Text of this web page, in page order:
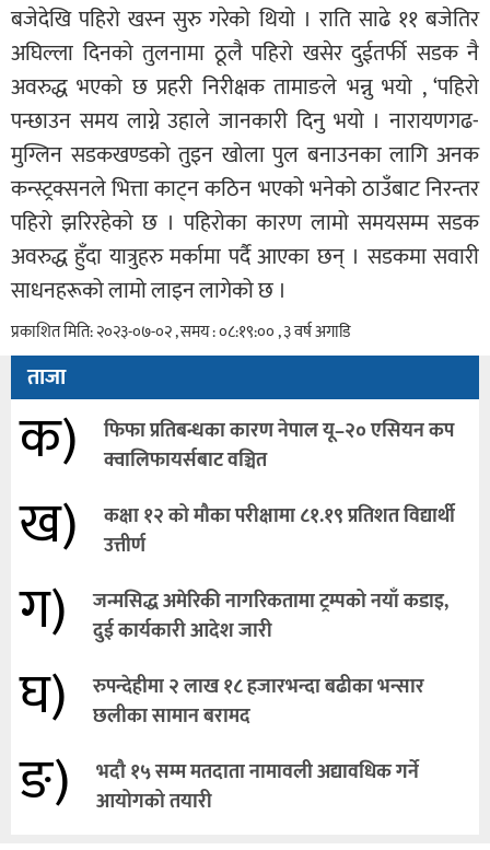
बजेदेखि पहिरो खस्न सुरु गरेको थियो । राति साढे ११ बजेतिर
अघिल्ला दिनको तुलनामा ठूलै पहिरो खसेर दुईतर्फी सडक नै
अवरुद्ध भएको छ प्रहरी निरीक्षक तामाङले भन्नु भयो , ‘पहिरो
पन्छाउन समय लाग्ने उहाले जानकारी दिनु भयो । नारायणगढ-
मुग्लिन सडकखण्डको तुइन खोला पुल बनाउनका लागि अनक
कन्स्ट्रक्सनले भित्ता काट्न कठिन भएको भनेको ठाउँबाट निरन्तर
पहिरो झरिरहेको छ । पहिरोका कारण लामो समयसम्म सडक
अवरुद्ध हुँदा यात्रुहरु मर्कामा पर्दै आएका छन् । सडकमा सवारी
साधनहरूको लामो लाइन लागेको छ ।
प्रकाशित मिति: २०२३-०७-०२ , समय : ०८:१९:०० , ३ वर्ष अगाडि
ताजा
क)
फिफा प्रतिबन्धका कारण नेपाल यू–२० एसियन कप
क्वालिफायर्सबाट वञ्चित
ख)
कक्षा १२ को मौका परीक्षामा ८१.१९ प्रतिशत विद्यार्थी
उत्तीर्ण
ग)
जन्मसिद्ध अमेरिकी नागरिकतामा ट्रम्पको नयाँ कडाइ,
दुई कार्यकारी आदेश जारी
घ)
रुपन्देहीमा २ लाख १८ हजारभन्दा बढीका भन्सार
छलीका सामान बरामद
ङ)
भदौ १५ सम्म मतदाता नामावली अद्यावधिक गर्ने
आयोगको तयारी